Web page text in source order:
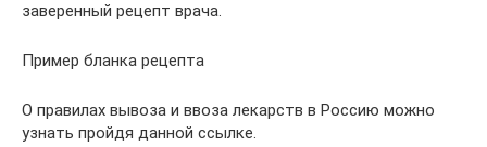
заверенный рецепт врача.
Пример бланка рецепта
О правилах вывоза и ввоза лекарств в Россию можно
узнать пройдя данной ссылке.